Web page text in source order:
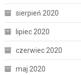
sierpień 2020
lipiec 2020
czerwiec 2020
maj 2020